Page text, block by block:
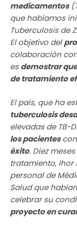
medicamentos
que habíamos
Tuberculosis de
El objetivo del
colaboración
esdemostrar
de tratamiento
El país, que ha
tuberculosis
elevadas de TB-
los pacientescon
éxito. Diez
tratamiento, Ihor
personal de
Salud que
celebrar su
proyecto en